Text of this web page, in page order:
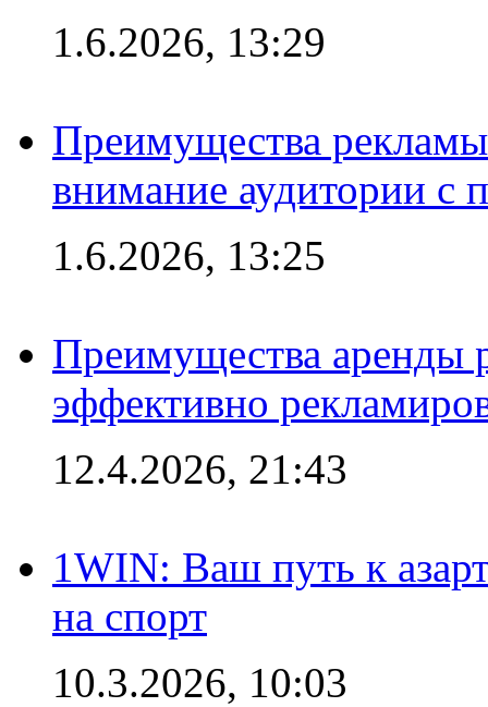
1.6.2026, 13:29
Преимущества
внимание аудитории
1.6.2026, 13:25
Преимущества аренды
эффективно
12.4.2026, 21:43
1WIN: Ваш путь к
на спорт
10.3.2026, 10:03